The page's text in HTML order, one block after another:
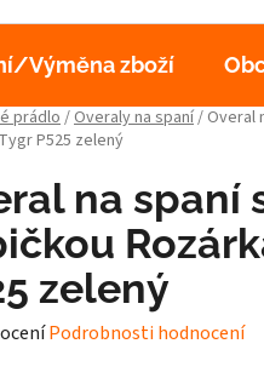
Výměna zboží
prádlo/Overaly na spaní/ Overal
P525 zelený
na spaní
zelený
Podrobnosti hodnocení